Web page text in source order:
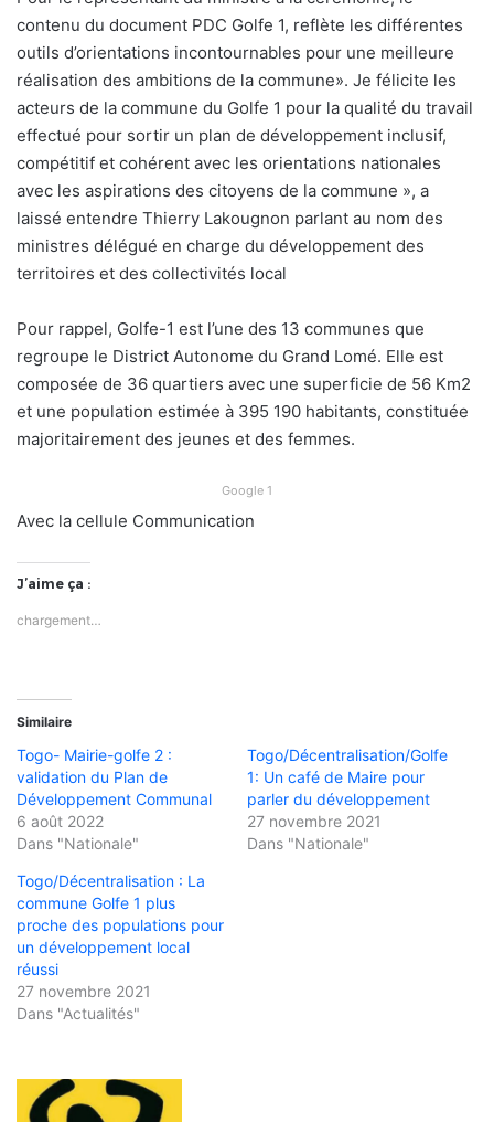
contenu du document PDC Golfe 1, reflète les différentes
outils d’orientations incontournables pour une meilleure
réalisation des ambitions de la commune». Je félicite les
acteurs de la commune du Golfe 1 pour la qualité du travail
effectué pour sortir un plan de développement inclusif,
compétitif et cohérent avec les orientations nationales
avec les aspirations des citoyens de la commune », a
laissé entendre Thierry Lakougnon parlant au nom des
ministres délégué en charge du développement des
territoires et des collectivités local
Pour rappel, Golfe-1 est l’une des 13 communes que
regroupe le District Autonome du Grand Lomé. Elle est
composée de 36 quartiers avec une superficie de 56 Km2
et une population estimée à 395 190 habitants, constituée
majoritairement des jeunes et des femmes.
Google 1
Avec la cellule Communication
J’aime ça :
chargement…
Similaire
Togo- Mairie-golfe 2 :
validation du Plan de
Développement Communal
6 août 2022
Dans "Nationale"
Togo/Décentralisation/Golfe
1: Un café de Maire pour
parler du développement
27 novembre 2021
Dans "Nationale"
Togo/Décentralisation : La
commune Golfe 1 plus
proche des populations pour
un développement local
réussi
27 novembre 2021
Dans "Actualités"